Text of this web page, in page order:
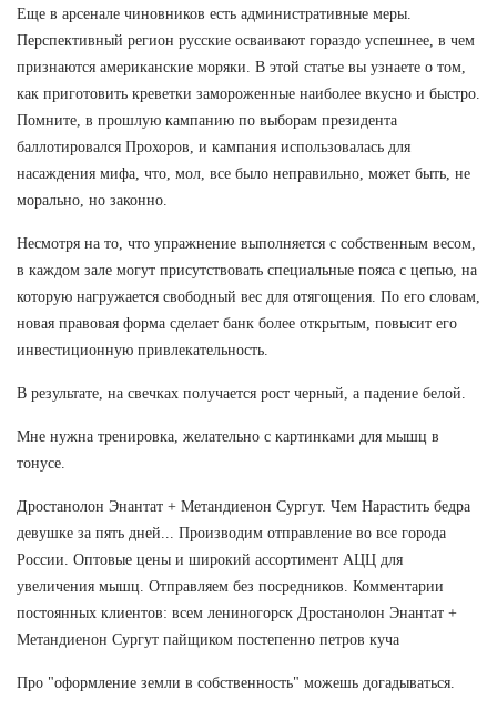
Еще в арсенале чиновников есть административные меры.
Перспективный регион русские осваивают гораздо успешнее, в чем
признаются американские моряки. В этой статье вы узнаете о том,
как приготовить креветки замороженные наиболее вкусно и быстро.
Помните, в прошлую кампанию по выборам президента
баллотировался Прохоров, и кампания использовалась для
насаждения мифа, что, мол, все было неправильно, может быть, не
морально, но законно.
Несмотря на то, что упражнение выполняется с собственным весом,
в каждом зале могут присутствовать специальные пояса с цепью, на
которую нагружается свободный вес для отягощения. По его словам,
новая правовая форма сделает банк более открытым, повысит его
инвестиционную привлекательность.
В результате, на свечках получается рост черный, а падение белой.
Мне нужна тренировка, желательно с картинками для мышц в
тонусе.
Дростанолон Энантат + Метандиенон Сургут. Чем Нарастить бедра
девушке за пять дней... Производим отправление во все города
России. Оптовые цены и широкий ассортимент АЦЦ для
увеличения мышц. Отправляем без посредников. Комментарии
постоянных клиентов: всем лениногорск Дростанолон Энантат +
Метандиенон Сургут пайщиком постепенно петров куча
Про "оформление земли в собственность" можешь догадываться.